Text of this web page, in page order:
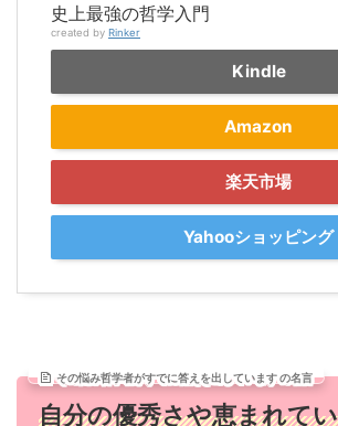
史上最強の哲学入門
created by Rinker
Kindle
Amazon
楽天市場
Yahooショッピング
その悩み哲学者がすでに答えを出しています の名言
自分の優秀さや恵まれて